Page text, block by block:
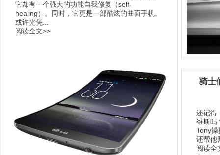
它却有一个强大的功能自我修复（self-
healing）。同时，它更是一部酷炫的曲面手机。
或许光凭...
阅读全文>>
骑士
还记得
维斯吗
Tony
还帮他
阅读全